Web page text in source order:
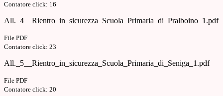
Contatore click: 16
All._4__Rientro_in_sicurezza_Scuola_Primaria_di_Pralboino_1.pdf
File PDF
Contatore click: 23
All._5__Rientro_in_sicurezza_Scuola_Primaria_di_Seniga_1.pdf
File PDF
Contatore click: 20